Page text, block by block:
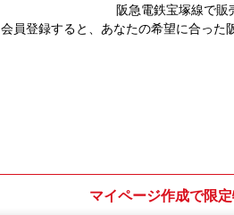
阪急電鉄宝塚線で販
会員登録すると、あなたの希望に合った
マイページ作成で限